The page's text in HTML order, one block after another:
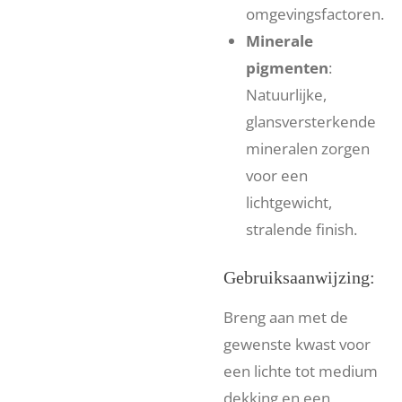
omgevingsfactoren.
Minerale
pigmenten:
Natuurlijke,
glansversterkende
mineralen zorgen
voor een
lichtgewicht,
stralende finish.
Gebruiksaanwijzing:
Breng aan met de
gewenste kwast voor
een lichte tot medium